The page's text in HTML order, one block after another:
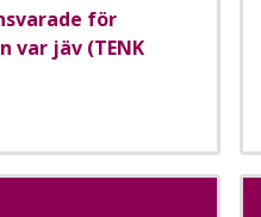
för
var jäv (TENK